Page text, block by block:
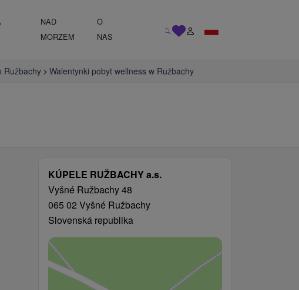
NAD
MORZEM
O
NAS
Ružbachy Walentynki pobyt wellness w Rużbachy
KÚPELE RUŽBACHY a.s.
Vyšné Ružbachy 48
065 02 Vyšné Ružbachy
Slovenská republika